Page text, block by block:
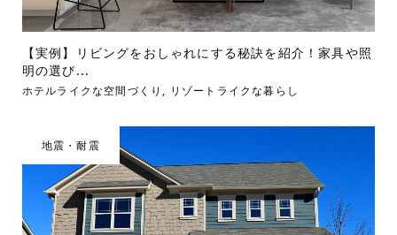
【実例】リビングをおしゃれにする秘訣を紹介！家具や照
明の選び...
ホテルライクな空間づくり , リゾートライクな暮らし
地震・耐震